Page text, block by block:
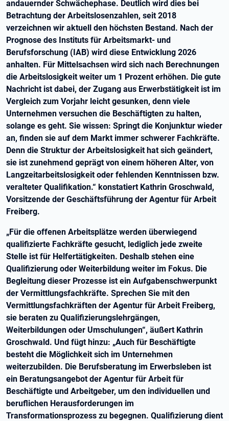
andauernder Schwächephase. Deutlich wird dies bei
Betrachtung der Arbeitslosenzahlen, seit 2018
verzeichnen wir aktuell den höchsten Bestand. Nach der
Prognose des Instituts für Arbeitsmarkt- und
Berufsforschung (IAB) wird diese Entwicklung 2026
anhalten. Für Mittelsachsen wird sich nach Berechnungen
die Arbeitslosigkeit weiter um 1 Prozent erhöhen. Die gute
Nachricht ist dabei, der Zugang aus Erwerbstätigkeit ist im
Vergleich zum Vorjahr leicht gesunken, denn viele
Unternehmen versuchen die Beschäftigten zu halten,
solange es geht. Sie wissen: Springt die Konjunktur wieder
an, finden sie auf dem Markt immer schwerer Fachkräfte.
Denn die Struktur der Arbeitslosigkeit hat sich geändert,
sie ist zunehmend geprägt von einem höheren Alter, von
Langzeitarbeitslosigkeit oder fehlenden Kenntnissen bzw.
veralteter Qualifikation.“ konstatiert Kathrin Groschwald,
Vorsitzende der Geschäftsführung der Agentur für Arbeit
Freiberg.
„Für die offenen Arbeitsplätze werden überwiegend
qualifizierte Fachkräfte gesucht, lediglich jede zweite
Stelle ist für Helfertätigkeiten. Deshalb stehen eine
Qualifizierung oder Weiterbildung weiter im Fokus. Die
Begleitung dieser Prozesse ist ein Aufgabenschwerpunkt
der Vermittlungsfachkräfte. Sprechen Sie mit den
Vermittlungsfachkräften der Agentur für Arbeit Freiberg,
sie beraten zu Qualifizierungslehrgängen,
Weiterbildungen oder Umschulungen“, äußert Kathrin
Groschwald. Und fügt hinzu: „Auch für Beschäftigte
besteht die Möglichkeit sich im Unternehmen
weiterzubilden. Die Berufsberatung im Erwerbsleben ist
ein Beratungsangebot der Agentur für Arbeit für
Beschäftigte und Arbeitgeber, um den individuellen und
beruflichen Herausforderungen im
Transformationsprozess zu begegnen. Qualifizierung dient